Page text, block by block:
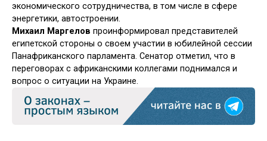
экономического сотрудничества, в том числе в сфере
энергетики, автостроении.
Михаил Маргелов проинформировал представителей
египетской стороны о своем участии в юбилейной сессии
Панафриканского парламента. Сенатор отметил, что в
переговорах с африканскими коллегами поднимался и
вопрос о ситуации на Украине.